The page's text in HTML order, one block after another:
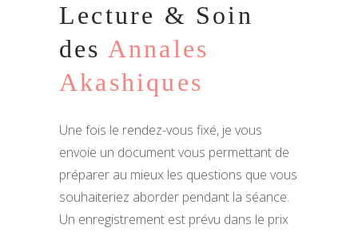
Lecture & Soin
des Annales
Akashiques
Une fois le rendez-vous fixé, je vous
envoie un document vous permettant de
préparer au mieux les questions que vous
souhaiteriez aborder pendant la séance.
Un enregistrement est prévu dans le prix